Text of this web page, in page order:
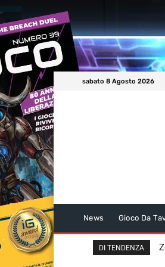
sabato 8 Agosto 2026
News Gioco Da
DI TENDENZA